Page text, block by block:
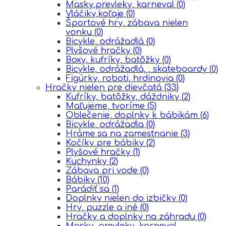
Masky,prevleky, karneval (0)
Vláčiky,koľaje (0)
Športové hry, zábava nielen
vonku (0)
Bicykle, odrážadlá (0)
Plyšové hračky (0)
Boxy, kufríky, batôžky (0)
Bicykle, odrážadlá, , skateboardy (0)
Figúrky, roboti, hrdinovia (0)
Hračky nielen pre dievčatá (33)
Kufríky, batôžky, dáždniky (2)
Maľujeme, tvoríme (5)
Oblečenie, doplnky k bábikám (6)
Bicykle, odrážadla (0)
Hráme sa na zamestnanie (3)
Kočíky pre bábiky (2)
Plyšové hračky (1)
Kuchynky (2)
Zábava pri vode (0)
Bábiky (10)
Parádiť sa (1)
Doplnky nielen do izbičky (0)
Hry, puzzle a iné (0)
Hračky a doplnky na záhradu (0)